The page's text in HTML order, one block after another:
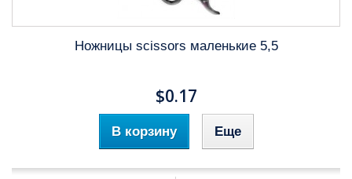
Ножницы scissors маленькие 5,5
$0.17
В корзину Еще